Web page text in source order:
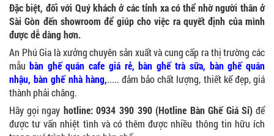
Đặc biệt, đối với Quý khách ở các tỉnh xa có thể nhờ người thân ở
Sài Gòn đến showroom để giúp cho việc ra quyết định của mình
được dễ dàng hơn.
An Phú Gia là xưởng chuyên sản xuất và cung cấp ra thị trường các
mẫu bàn ghế quán cafe giá rẻ,bàn ghế trà sữa, bàn ghế quán
nhậu,bàn ghế nhà hàng,..... đảm bảo chất lượng, thiết kế đẹp, giá
thành phải chăng.
Hãy gọi ngay hotline: 0934 390 390 (Hotline Bàn Ghế Giá Sỉ) để
được tư vấn nhiệt tình và có thêm được nhiều thông tin hữu ích